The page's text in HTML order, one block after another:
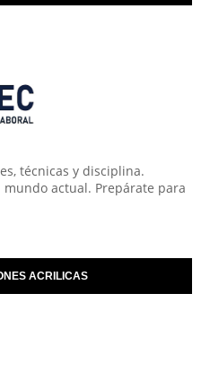
técnicas y disciplina.
actual. Prepárate para
ACRILICAS